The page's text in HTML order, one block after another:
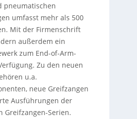
pneumatischen
umfasst mehr als 500
Mit der Firmenschrift
außerdem ein
zum End-of-Arm-
Zu den neuen
u.a.
neue Greifzangen
Ausführungen der
Greifzangen-Serien.